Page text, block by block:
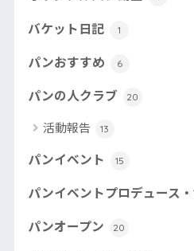
バケット日記 1
パンおすすめ 6
パンの人クラブ 20
活動報告 13
パンイベント 15
パンイベントプロデュース
パンオープン 20